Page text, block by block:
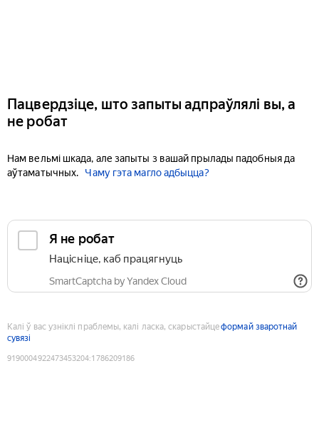
Пацвердзіце, што запыты адпраўлялі вы, а
не робат
Нам вельмі шкада, але запыты з вашай прылады падобныя да
аўтаматычных.
Чаму гэта магло адбыцца?
Я не робат
Націсніце, каб працягнуць
SmartCaptcha by Yandex Cloud
Калі ў вас узніклі праблемы, калі ласка, скарыстайцеформай зваротнай
сувязі
9190004922473453204:1786209186